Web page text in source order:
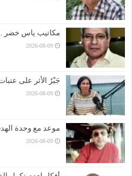
مكاتيب ياس خضر
2026-08-09
جَبْرُ الأثر على
2026-08-09
موعد مع وحدة
2026-08-09